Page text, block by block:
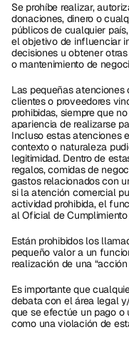
Se prohíbe realizar,
donaciones, dinero o
públicos de cualquier
el objetivo de influenciar
decisiones u obtener
o mantenimiento de
Las pequeñas
clientes o proveedores
prohibidas, siempre que
apariencia de realizarse
Incluso estas atenciones
contexto o naturaleza
legitimidad. Dentro de
regalos, comidas de
gastos relacionados con
si la atención comercial
actividad prohibida, el
al Oficial de
Están prohibidos los
pequeño valor a un
realización de una
Es importante que
debata con el área legal
que se efectúe un pago o
como una violación de